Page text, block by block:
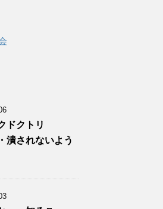
ドクトリ
潰されないよう